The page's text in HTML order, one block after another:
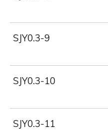
SJY0.3-9
SJY0.3-10
SJY0.3-11